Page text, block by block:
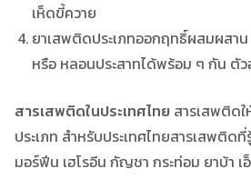
เห็ดขี้ควาย
ยาเสพติดประเภทออกฤทธิ์ผสมผสา
หรือ หลอนประสาทได้พร้อม ๆ กัน ตั
สารเสพติดในประเทศไทย สารเสพติด
ประเภท สำหรับประเทศไทยสารเสพติด
มอร์ฟีน เฮโรอีน กัญชา กระท่อม ยาบ้า เ